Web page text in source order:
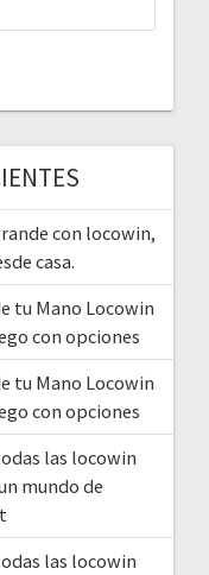
con locowin,
casa.
tu Mano Locowin
con opciones
tu Mano Locowin
con opciones
las locowin
mundo de
las locowin